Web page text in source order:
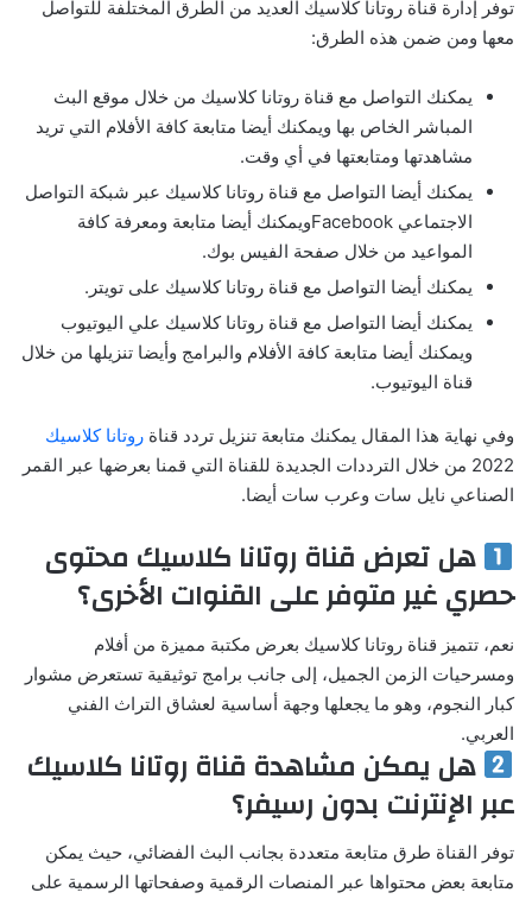
توفر إدارة قناة روتانا كلاسيك العديد من الطرق المختلفة للتواصل
معها ومن ضمن هذه الطرق:
يمكنك التواصل مع قناة روتانا كلاسيك من خلال موقع البث
المباشر الخاص بها ويمكنك أيضا متابعة كافة الأفلام التي تريد
مشاهدتها ومتابعتها في أي وقت.
يمكنك أيضا التواصل مع قناة روتانا كلاسيك عبر شبكة التواصل
الاجتماعي Facebookويمكنك أيضا متابعة ومعرفة كافة
المواعيد من خلال صفحة الفيس بوك.
يمكنك أيضا التواصل مع قناة روتانا كلاسيك على تويتر.
يمكنك أيضا التواصل مع قناة روتانا كلاسيك علي اليوتيوب
ويمكنك أيضا متابعة كافة الأفلام والبرامج وأيضا تنزيلها من خلال
قناة اليوتيوب.
وفي نهاية هذا المقال يمكنك متابعة تنزيل تردد قناة روتانا كلاسيك
2022 من خلال الترددات الجديدة للقناة التي قمنا بعرضها عبر القمر
الصناعي نايل سات وعرب سات أيضا.
هل تعرض قناة روتانا كلاسيك محتوى
حصري غير متوفر على القنوات الأخرى؟
نعم، تتميز قناة روتانا كلاسيك بعرض مكتبة مميزة من أفلام
ومسرحيات الزمن الجميل، إلى جانب برامج توثيقية تستعرض مشوار
كبار النجوم، وهو ما يجعلها وجهة أساسية لعشاق التراث الفني
العربي.
هل يمكن مشاهدة قناة روتانا كلاسيك
عبر الإنترنت بدون رسيفر؟
توفر القناة طرق متابعة متعددة بجانب البث الفضائي، حيث يمكن
متابعة بعض محتواها عبر المنصات الرقمية وصفحاتها الرسمية على